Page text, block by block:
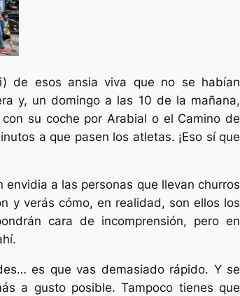
de esos ansia viva que no se habían
y, un domingo a las 10 de la mañana,
su coche por Arabial o el Camino de
a que pasen los atletas. ¡Eso sí que
a las personas que llevan churros
y verás cómo, en realidad, son ellos los
cara de incomprensión, pero en
es que vas demasiado rápido. Y se
a gusto posible. Tampoco tienes que